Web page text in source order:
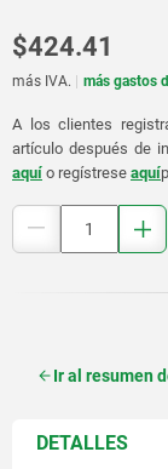
$424.41
más IVA. más gastos
A los clientes
artículo después de
aquí o regístrese aquí
Ir al resumen
DETALLES